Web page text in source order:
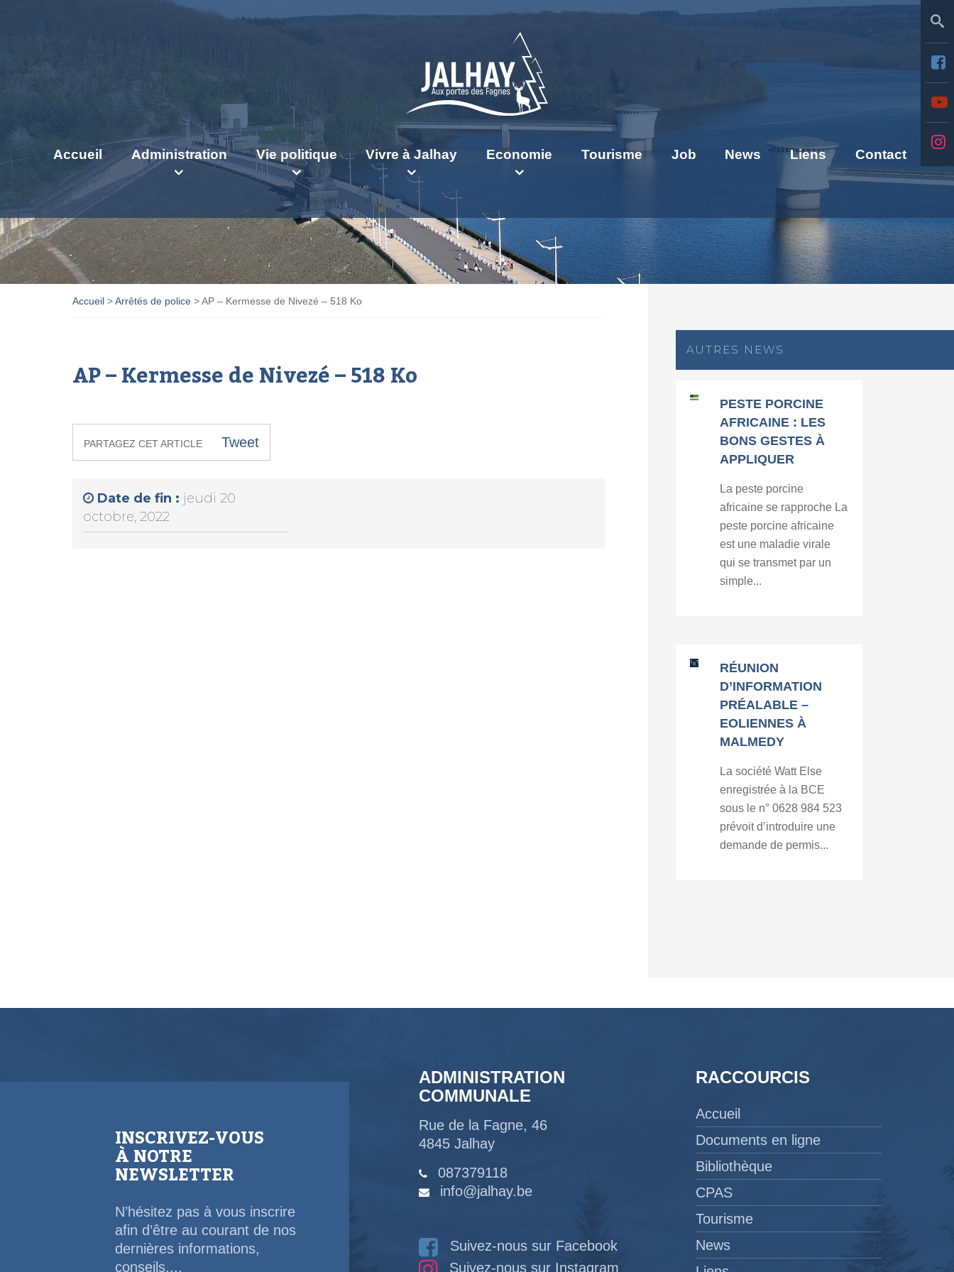
Accueil Administration Vie politique Vivre à Jalhay Economie Tourisme Job News Liens Contact
Accueil >Arrêtés de police >AP – Kermesse de Nivezé – 518 Ko
AP – Kermesse de Nivezé – 518 Ko
PARTAGEZ CET ARTICLE Tweet
Date de fin : jeudi 20
octobre, 2022
AUTRES NEWS
PESTE PORCINE
AFRICAINE : LES
BONS GESTES À
APPLIQUER
La peste porcine
africaine se rapproche La
peste porcine africaine
est une maladie virale
qui se transmet par un
simple...
RÉUNION
D’INFORMATION
PRÉALABLE –
EOLIENNES À
MALMEDY
La société Watt Else
enregistrée à la BCE
sous le n° 0628 984 523
prévoit d’introduire une
demande de permis...
INSCRIVEZ-VOUS
À NOTRE
NEWSLETTER
N’hésitez pas à vous inscrire
afin d’être au courant de nos
dernières informations,
conseils,...
ADMINISTRATION
COMMUNALE
Rue de la Fagne, 46
4845 Jalhay
087379118
info@jalhay.be
Suivez-nous sur Facebook
Suivez-nous sur Instagram
RACCOURCIS
Accueil
Documents en ligne
Bibliothèque
CPAS
Tourisme
News